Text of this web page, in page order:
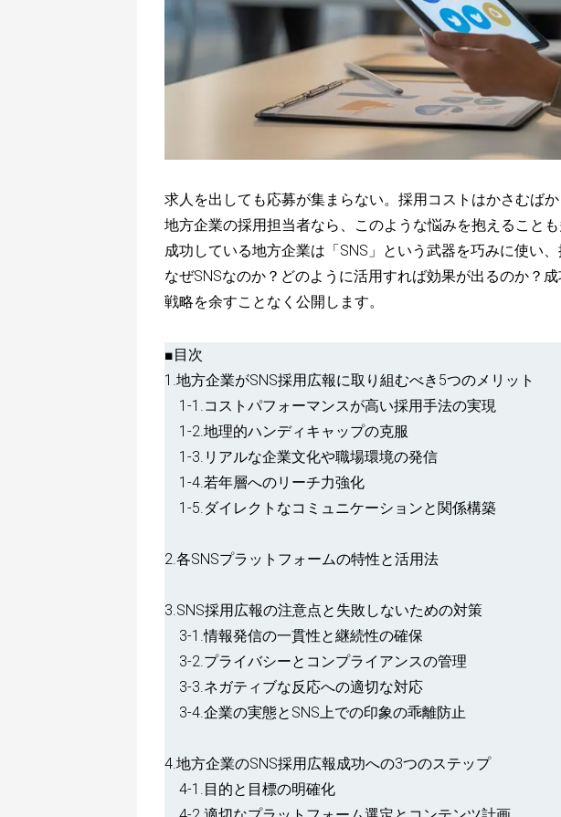
求人を出しても応募が集まらない。採用コストはかさむば
地方企業の採用担当者なら、このような悩みを抱えること
成功している地方企業は「SNS」という武器を巧みに使い
なぜSNSなのか？どのように活用すれば効果が出るのか？
戦略を余すことなく公開します。
■目次
1.地方企業がSNS採用広報に取り組むべき5つのメリット
1-1.コストパフォーマンスが高い採用手法の実現
1-2.地理的ハンディキャップの克服
1-3.リアルな企業文化や職場環境の発信
1-4.若年層へのリーチ力強化
1-5.ダイレクトなコミュニケーションと関係構築
2.各SNSプラットフォームの特性と活用法
3.SNS採用広報の注意点と失敗しないための対策
3-1.情報発信の一貫性と継続性の確保
3-2.プライバシーとコンプライアンスの管理
3-3.ネガティブな反応への適切な対応
3-4.企業の実態とSNS上での印象の乖離防止
4.地方企業のSNS採用広報成功への3つのステップ
4-1.目的と目標の明確化